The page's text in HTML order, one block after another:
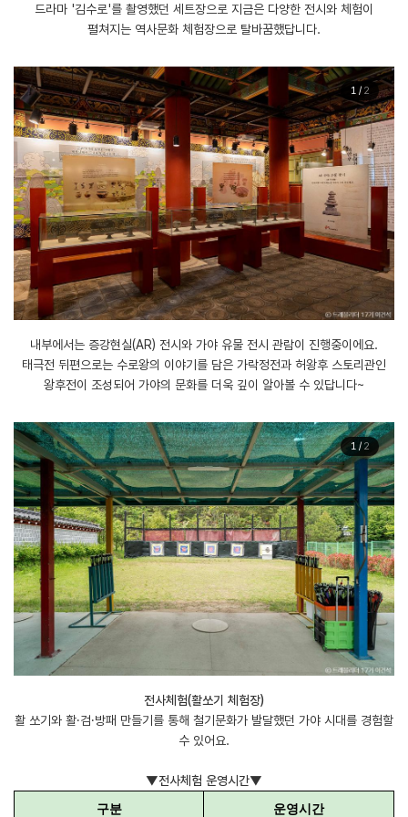
드라마 '김수로'를 촬영했던 세트장으로 지금은 다양한 전시와 체험이
펼쳐지는 역사문화 체험장으로 탈바꿈했답니다.
1 / 2
내부에서는 증강현실(AR) 전시와 가야 유물 전시 관람이 진행중이에요.
태극전 뒤편으로는 수로왕의 이야기를 담은 가락정전과 허왕후 스토리관인
왕후전이 조성되어 가야의 문화를 더욱 깊이 알아볼 수 있답니다~
1 / 2
전사체험(활쏘기 체험장)
활 쏘기와 활·검·방패 만들기를 통해 철기문화가 발달했던 가야 시대를 경험할
수 있어요.
▼전사체험 운영시간▼
구분
운영시간